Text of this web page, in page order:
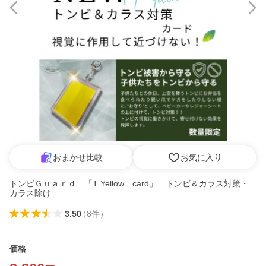
おまかせ比較 お気に入り
トンビＧｕａｒｄ 「T Yellow card」 トンビ＆カラス対策・
カラス除け
3.50（8件）
価格